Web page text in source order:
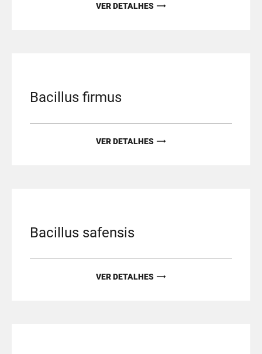
VER DETALHES
Bacillus firmus
VER DETALHES
Bacillus safensis
VER DETALHES